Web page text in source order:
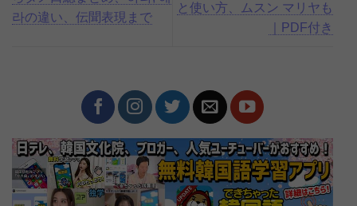
라の違い、伝聞表現まで
と使い方、ムスン マリヤも
｜PDF付き